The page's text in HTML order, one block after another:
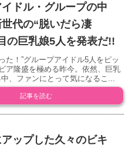
イドル・グループの中
代の“脱いだら凄
の巨乳娘5人を発表だ!!
た！”グループアイドル5人をピッ
ア隆盛を極める昨今。依然、巨乳
、ファンにとって気になるこ...
記事を読む
ップした久々のビキ